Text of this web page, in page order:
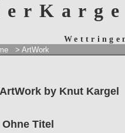
> ArtWork
ArtWork by Knut Kargel
Ohne Titel